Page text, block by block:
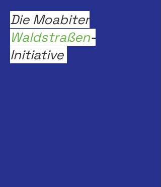
Die Moabiter
Waldstraßen-
Initiative